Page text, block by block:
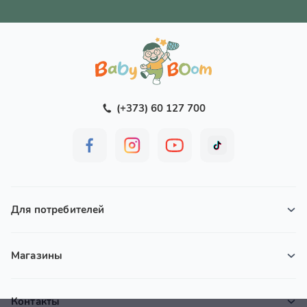
(+373) 60 127 700
Для потребителей
Магазины
Контакты